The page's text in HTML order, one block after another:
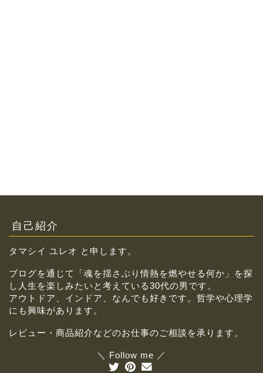
自己紹介
タマシイ ユレオ と申します。
ブログを通じて「魂を揺さぶり情熱を燃やせる何か」を探
し人生を楽しみたいと考えている30代の男です。
アウトドア、インドア、なんでも好きです。哲学や心理学
にも興味があります。
レビュー・商品紹介などのお仕事のご相談を承ります。
＼ Follow me ／